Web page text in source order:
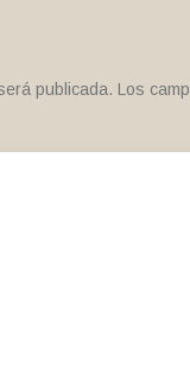
publicada. Los